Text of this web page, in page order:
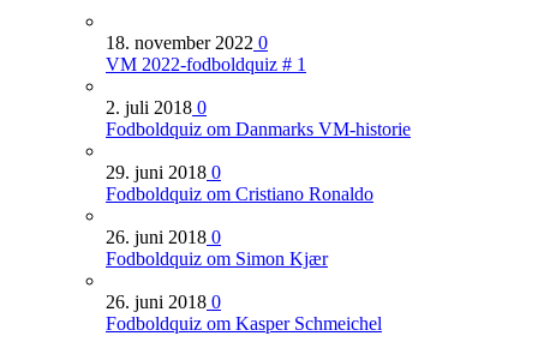
18. november 2022 0
VM 2022-fodboldquiz # 1
2. juli 2018 0
Fodboldquiz om Danmarks VM-historie
29. juni 2018 0
Fodboldquiz om Cristiano Ronaldo
26. juni 2018 0
Fodboldquiz om Simon Kjær
26. juni 2018 0
Fodboldquiz om Kasper Schmeichel